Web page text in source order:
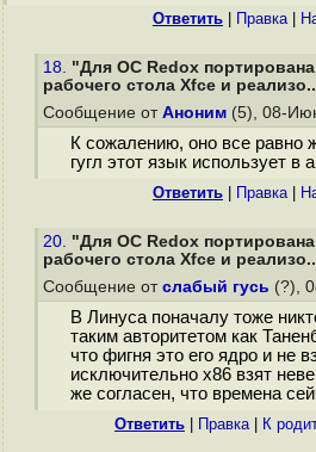
Ответить Правка|
18. "Для ОС Redox
рабочего стола Xfce и
Сообщение от Аноним (5), 08-
К сожалению, оно все равно
гугл этот язык использует в
Ответить Правка|
20. "Для ОС Redox
рабочего стола Xfce и
Сообщение от слабый гусь (?),
В Линуса поначалу тоже
таким авторитетом как
что фигня это его ядро и не
исключительно x86 взят
же согласен, что времена
Ответить Правка| К